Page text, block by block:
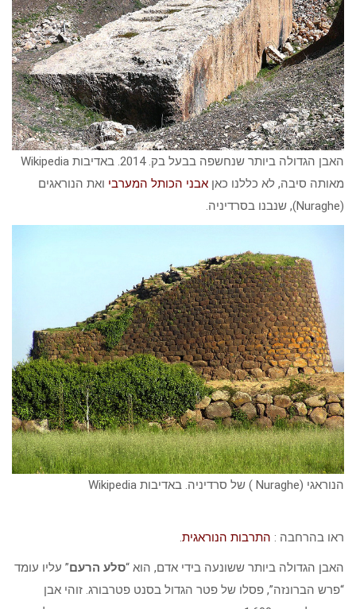
האבן הגדולה ביותר שנחשפה בבעל בק. 2014. באדיבות Wikipedia
מאותה סיבה, לא כללנו כאן אבני הכותל המערבי ואת הנוראגים
(Nuraghe), שנבנו בסרדיניה.
הנוראגי (Nuraghe ) של סרדיניה. באדיבות Wikipedia
ראו בהרחבה : התרבות הנוראגית.
האבן הגדולה ביותר ששונעה בידי אדם, הוא “סלע הרעם” עליו עומד
“פרש הברונזה”, פסלו של פטר הגדול בסנט פטרבורג. זוהי אבן